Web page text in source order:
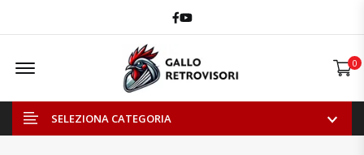
Facebook
Youtube
Offcanvas Menu Open 0
SELEZIONA CATEGORIA